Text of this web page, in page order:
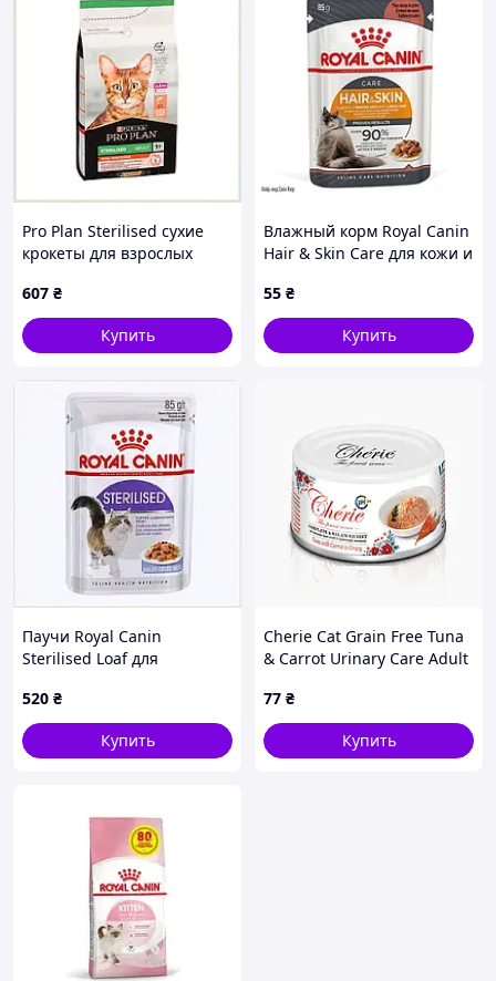
Pro Plan Sterilised сухие
крокеты для взрослых
607 ₴
Купить
Влажный корм Royal Canin
Hair & Skin Care для кожи и
55 ₴
Купить
Паучи Royal Canin
Sterilised Loaf для
8PT85157T8
520 ₴
Купить
Cherie Cat Grain Free Tuna
& Carrot Urinary Care Adult
корм для взрослых котов
для поддержания
мочевыводящей
77 ₴
Купить